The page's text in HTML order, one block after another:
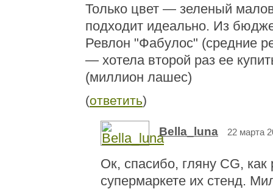
Только цвет — зеленый
подходит идеально. Из
Ревлон "Фабулос" (средние
— хотела второй раз ее
(миллион лашес)
(ответить)
Bella_luna 22 марта
Ок, спасибо, гляну CG, как
супермаркете их стенд.